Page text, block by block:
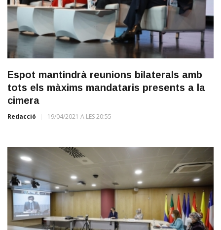
Espot mantindrà reunions bilaterals amb
tots els màxims mandataris presents a la
cimera
Redacció 19/04/2021 A LES 20:55